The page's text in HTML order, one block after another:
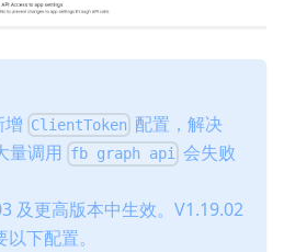
增 ClientToken 配置，解决
量调用 fb graph api 会失败
及更高版本中生效。V1.19.02
下配置。